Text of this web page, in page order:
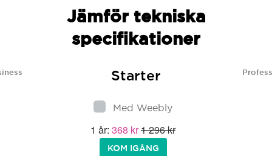
Jämför tekniska
specifikationer
Starter
Med Weebly
1 år: 368 kr1 296 kr
KOM IGÅNG